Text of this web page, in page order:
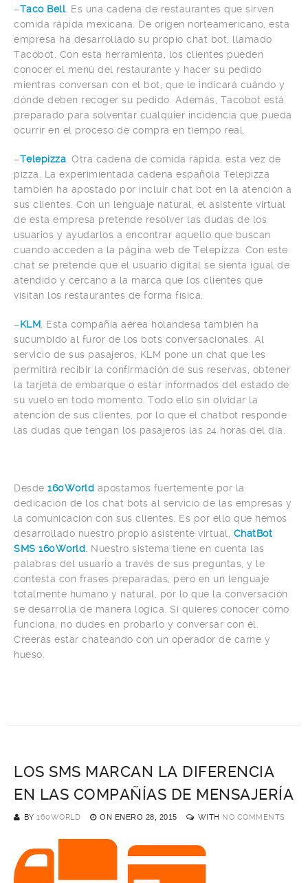
–Taco Bell. Es una cadena de restaurantes que sirven
comida rápida mexicana. De origen norteamericano, esta
empresa ha desarrollado su propio chat bot, llamado
Tacobot. Con esta herramienta, los clientes pueden
conocer el menú del restaurante y hacer su pedido
mientras conversan con el bot, que le indicará cuándo y
dónde deben recoger su pedido. Además, Tacobot está
preparado para solventar cualquier incidencia que pueda
ocurrir en el proceso de compra en tiempo real.
–Telepizza . Otra cadena de comida rápida, esta vez de
pizza. La experimientada cadena española Telepizza
también ha apostado por incluir chat bot en la atención a
sus clientes. Con un lenguaje natural, el asistente virtual
de esta empresa pretende resolver las dudas de los
usuarios y ayudarlos a encontrar aquello que buscan
cuando acceden a la página web de Telepizza. Con este
chat se pretende que el usuario digital se sienta igual de
atendido y cercano a la marca que los clientes que
visitan los restaurantes de forma física.
–KLM . Esta compañía aérea holandesa también ha
sucumbido al furor de los bots conversacionales. Al
servicio de sus pasajeros, KLM pone un chat que les
permitirá recibir la confirmación de sus reservas, obtener
la tarjeta de embarque o estar informados del estado de
su vuelo en todo momento. Todo ello sin olvidar la
atención de sus clientes, por lo que el chatbot responde
las dudas que tengan los pasajeros las 24 horas del día.
Desde 160World apostamos fuertemente por la
dedicación de los chat bots al servicio de las empresas y
la comunicación con sus clientes. Es por ello que hemos
desarrollado nuestro propio asistente virtual, ChatBot
SMS 160World . Nuestro sistema tiene en cuenta las
palabras del usuario a través de sus preguntas, y le
contesta con frases preparadas, pero en un lenguaje
totalmente humano y natural, por lo que la conversación
se desarrolla de manera lógica. Si quieres conocer cómo
funciona, no dudes en probarlo y conversar con él.
Creerás estar chateando con un operador de carne y
hueso.
LOS SMS MARCAN LA DIFERENCIA
EN LAS COMPAÑÍAS DE MENSAJERÍA
BY 160WORLD ON ENERO 28, 2015 WITH NO COMMENTS